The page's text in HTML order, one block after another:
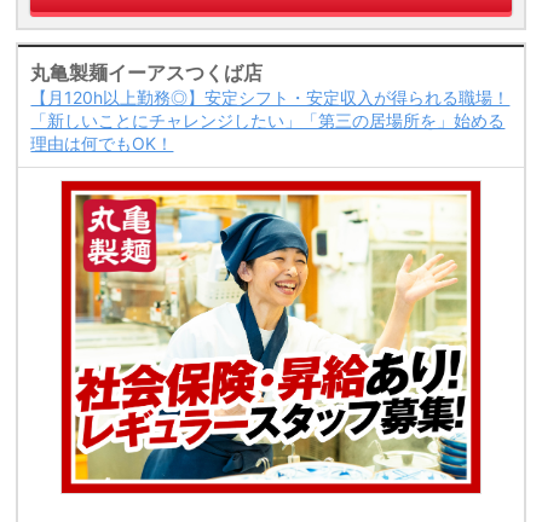
丸亀製麺イーアスつくば店
【月120h以上勤務◎】安定シフト・安定収入が得られる職場！
「新しいことにチャレンジしたい」「第三の居場所を」始める
理由は何でもOK！